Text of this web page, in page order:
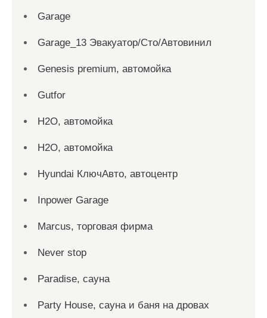
Garage
Garage_13 Эвакуатор/Сто/Автовинил
Genesis premium, автомойка
Gutfor
H2O, автомойка
H2O, автомойка
Hyundai КлючАвто, автоцентр
Inpower Garage
Marcus, торговая фирма
Never stop
Paradise, сауна
Party House, сауна и баня на дровах